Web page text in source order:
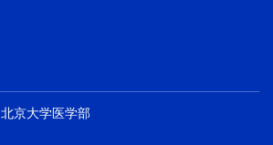
北京大学医学部